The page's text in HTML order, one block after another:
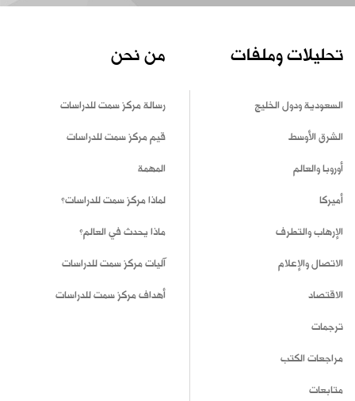
تحليلات وملفات
السعودية ودول الخليج
الشرق الأوسط
أوروبا والعالم
أميركا
الإرهاب والتطرف
الاتصال والإعلام
الاقتصاد
ترجمات
مراجعات الكتب
متابعات
من نحن
رسالة مركز سمت للدراسات
قيم مركز سمت للدراسات
المهمة
لماذا مركز سمت للدراسات؟
ماذا يحدث في العالم؟
آليات مركز سمت للدراسات
أهداف مركز سمت للدراسات